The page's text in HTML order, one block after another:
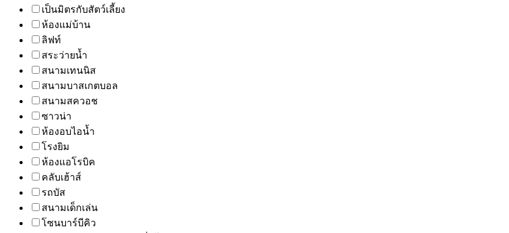
เป็นมิตรกับสัตว์เลี้ยง
ห้องแม่บ้าน
ลิฟท์
สระว่ายน้ำ
สนามเทนนิส
สนามบาสเกตบอล
สนามสควอช
ซาวน่า
ห้องอบไอน้ำ
โรงยิม
ห้องแอโรบิค
คลับเฮ้าส์
รถบัส
สนามเด็กเล่น
โซนบาร์บีคิว